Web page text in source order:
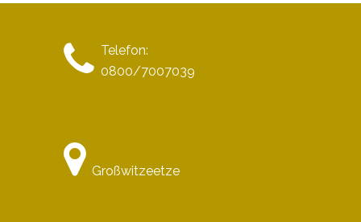
Telefon:
0800/7007039
Großwitzeetze